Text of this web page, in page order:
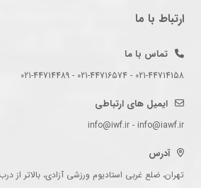
ارتباط با ما
تماس با ما
021-44714158 - 021-44716574 - 021-44714489
ایمیل های ارتباطی
info@iwf.ir - info@iawf.ir
آدرس
تهران، ضلع غربی استادیوم ورزشی آزادی، بالاتر از